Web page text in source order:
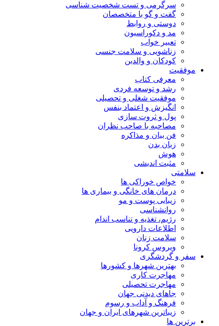
سرگرمی و تست شخصیت شناسی
گفت و گو با متخصصان
دوستی و روابط
مد و دکوراسیون
تعبیر خواب
زناشویی و سلامت جنسی
کودکان و والدین
موفقیت
معرفی کتاب
رشد و توسعه فردی
موفقیت شغلی و تحصیلی
انگیزش و اعتماد بنفس
پول و ثروت سازی
مصاحبه با صاحب نظران
فن بیان و مذاکره
زبان بدن
هوش
مثبت اندیشی
سلامتی
خواص خوراکی ها
درمان های خانگی و بیماری ها
زیبایی پوست و مو
روانشناسی
رژیم، تغذیه و تناسب اندام
اطلاعات دارویی
سلامت زنان
ویروس کرونا
سفر و گردشگری
بهترین شهرها و کشورها
مهاجرت کاری
مهاجرت تحصیلی
جاهای دیدنی جهان
فرهنگ و آداب و رسوم
زیباترین شهرهای ایران و جهان
برترین ها